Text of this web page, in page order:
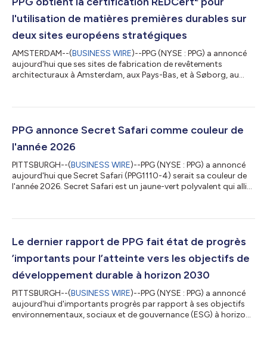
l'utilisation de matières premières durables sur
deux sites européens stratégiques
AMSTERDAM--(BUSINESS WIRE)--PPG (NYSE : PPG) a annoncé
aujourd'hui que ses sites de fabrication de revêtements
architecturaux à Amsterdam, aux Pays-Bas, et à Søborg, au
de traçabilité certifiée. REDCert² utilise l'approche du bilan
durabilité des intrants certifiés. Ce procédé garantit que les
PPG annonce Secret Safari comme couleur de
l'année 2026
PITTSBURGH--(BUSINESS WIRE)--PPG (NYSE : PPG) a annoncé
aujourd'hui que Secret Safari (PPG1110-4) serait sa couleur de
l'année 2026. Secret Safari est un jaune-vert polyvalent qui allie
du thème international des couleurs 2026 de PPG, Parallels, qui
Expressive. Secret Safari a été sélectionnée par l'é...
Le dernier rapport de PPG fait état de progrès
’importants pour l’atteinte vers les objectifs de
développement durable à horizon 2030
PITTSBURGH--(BUSINESS WIRE)--PPG (NYSE : PPG) a annoncé
aujourd'hui d'importants progrès par rapport à ses objectifs
environnementaux, sociaux et de gouvernance (ESG) à horizon